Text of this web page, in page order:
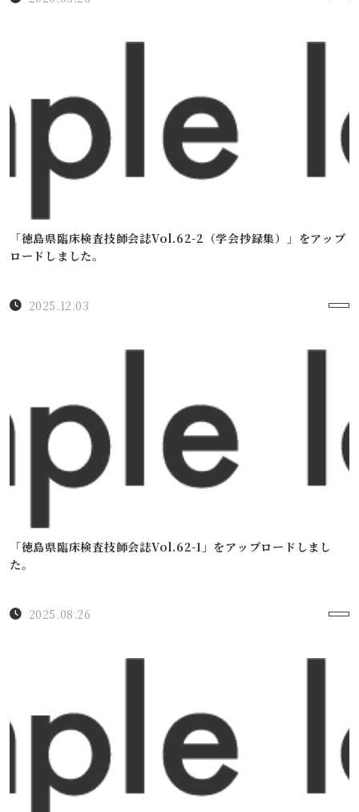
「徳島県臨床検査技師会誌Vol.62-2（学会抄録集）」をアップ
ロードしました。
2025.12.03
「徳島県臨床検査技師会誌Vol.62-1」をアップロードしまし
た。
2025.08.26